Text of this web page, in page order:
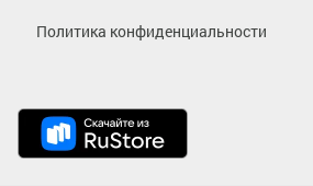
Айкино с. АС, Россия, Республика Коми, Усть-Вымский район, село Айкино, Центральная ул, 189А
— руб.
Политика конфиденциальности